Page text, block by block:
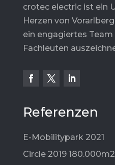
crotec electric ist ein
Herzen von
ein engagiertes Team
Fachleuten
Referenzen
E-Mobilitypark 2021
Circle 2019 180.000m2